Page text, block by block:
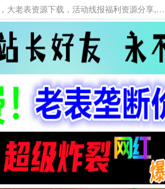
本网站提供资源工具下载，大老表资源工具，大表哥资源网软件工具，大老表资源下载，活动线报福利资源分享,活动线报，大型网游经典游戏，网络热门技术游戏辅助交流与分享。